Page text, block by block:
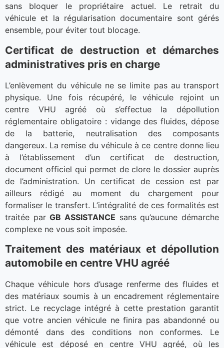
sans bloquer le propriétaire actuel. Le retrait du
véhicule et la régularisation documentaire sont gérés
ensemble, pour éviter tout blocage.
Certificat de destruction et démarches
administratives pris en charge
L’enlèvement du véhicule ne se limite pas au transport
physique. Une fois récupéré, le véhicule rejoint un
centre VHU agréé où s’effectue la dépollution
réglementaire obligatoire : vidange des fluides, dépose
de la batterie, neutralisation des composants
dangereux. La remise du véhicule à ce centre donne lieu
à l’établissement d’un certificat de destruction,
document officiel qui permet de clore le dossier auprès
de l’administration. Un certificat de cession est par
ailleurs rédigé au moment du chargement pour
formaliser le transfert. L’intégralité de ces formalités est
traitée parGB ASSISTANCE sans qu’aucune démarche
complexe ne vous soit imposée.
Traitement des matériaux et dépollution
automobile en centre VHU agréé
Chaque véhicule hors d’usage renferme des fluides et
des matériaux soumis à un encadrement réglementaire
strict. Le recyclage intégré à cette prestation garantit
que votre ancien véhicule ne finira pas abandonné ou
démonté dans des conditions non conformes. Le
véhicule est déposé en centre VHU agréé, où les